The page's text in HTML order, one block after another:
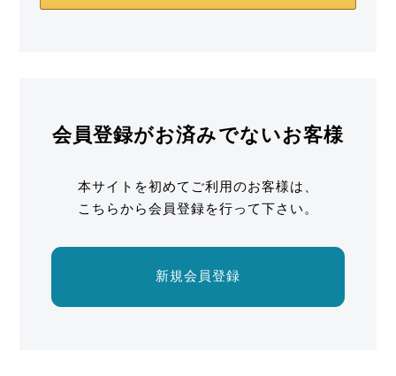
会員登録がお済みでないお客様
本サイトを初めてご利用のお客様は、
こちらから会員登録を行って下さい。
新規会員登録